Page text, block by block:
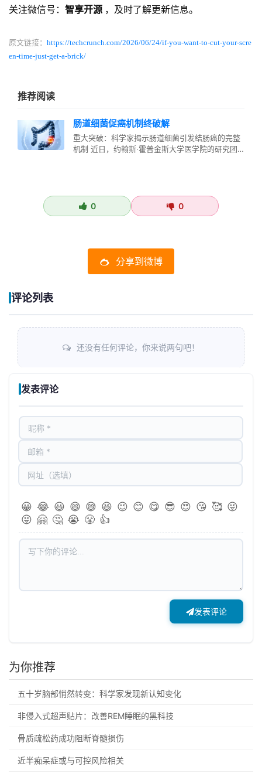
关注微信号： 智享开源 ，及时了解更新信息。
原文链接： https://techcrunch.com/2026/06/24/if-you-want-to-cut-your-scre
en-time-just-get-a-brick/
推荐阅读
肠道细菌促癌机制终破解
重大突破：科学家揭示肠道细菌引发结肠癌的完整
机制 近日，约翰斯·霍普金斯大学医学院的研究团
0 0
分享到微博
评论列表
还没有任何评论，你来说两句吧！
发表评论
😀 😂 😃 😄 😅 😆 😉 😊 😋 😎 😍 😘 🥰 😜
😝 🤗 🤔 😭 😤 👍
发表评论
为你推荐
五十岁脑部悄然转变：科学家发现新认知变化
非侵入式超声贴片：改善REM睡眠的黑科技
骨质疏松药成功阻断脊髓损伤
近半痴呆症或与可控风险相关